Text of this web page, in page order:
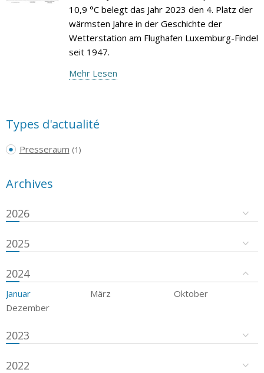
10,9 °C belegt das Jahr 2023 den 4. Platz der
wärmsten Jahre in der Geschichte der
Wetterstation am Flughafen Luxemburg-Findel
seit 1947.
Mehr Lesen
Types d'actualité
Presseraum (1)
Archives
2026
2025
2024
Januar März
Oktober
Dezember
2023
2022